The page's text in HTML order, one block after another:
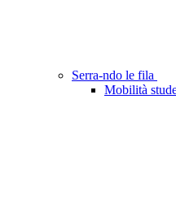
Serra-ndo le fila
Mobilità